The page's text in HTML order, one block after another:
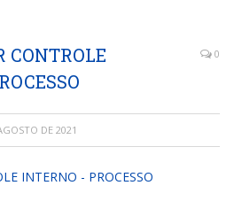
CONTROLE
0
DE 2021
INTERNO - PROCESSO